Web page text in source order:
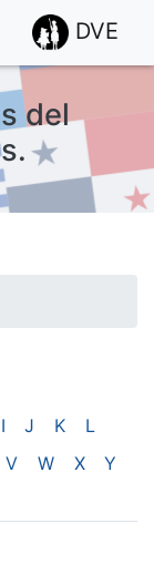
DVE
del
de las visitas.
I J K
L
V W X
Y